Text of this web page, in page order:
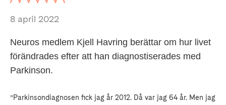
8 april 2022
Neuros medlem Kjell Havring berättar om hur livet
förändrades efter att han diagnostiserades med
Parkinson.
”Parkinsondiagnosen fick jag år 2012. Då var jag 64 år. Men jag